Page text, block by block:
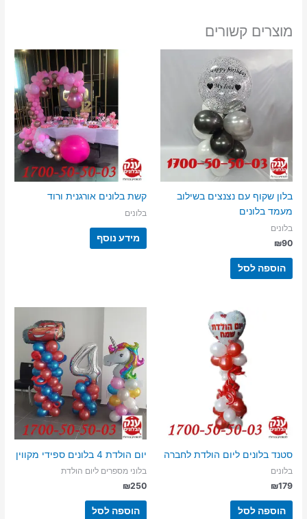
מוצרים קשורים
בלון שקוף עם נצנצים בשילוב
מעמד בלונים
בלונים
₪90
הוספה לסל
קשת בלונים אורגנית ורוד
בלונים
מידע נוסף
סטנד בלונים ליום הולדת לחברה
בלונים
₪179
הוספה לסל
יום הולדת 4 בלונים ספידי מקווין
בלוני מספרים ליום הולדת
₪250
הוספה לסל